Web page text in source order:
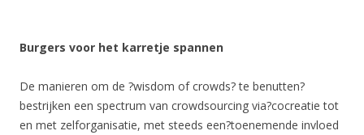
Burgers voor het karretje spannen
De manieren om de ?wisdom of crowds? te benutten?
bestrijken een spectrum van crowdsourcing via?cocreatie tot
en met zelforganisatie, met steeds een?toenemende invloed